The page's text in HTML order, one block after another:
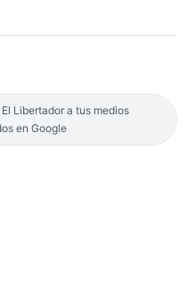
Libertador a tus medios
en Google